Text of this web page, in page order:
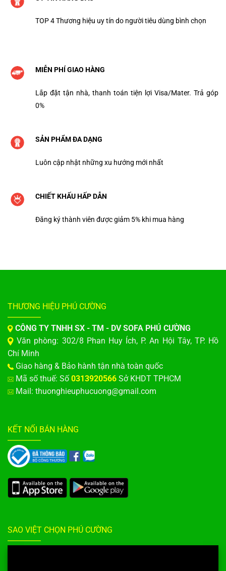
TOP 4 Thương hiệu uy tín do người tiêu dùng bình chọn
MIỄN PHÍ GIAO HÀNG
Lắp đặt tận nhà, thanh toán tiện lợi Visa/Mater. Trả góp
0%
SẢN PHẨM ĐA DẠNG
Luôn cập nhật những xu hướng mới nhất
CHIẾT KHẤU HẤP DẪN
Đăng ký thành viên được giảm 5% khi mua hàng
THƯƠNG HIỆU PHÚ CƯỜNG
CÔNG TY TNHH SX - TM - DV SOFA PHÚ CƯỜNG
Văn phòng: 302/8 Phan Huy Ích, P. An Hội Tây, TP. Hồ
Chí Minh
Giao hàng & Bảo hành tận nhà toàn quốc
Mã số thuế: Số0313920566 Sở KHDT TPHCM
Mail: thuonghieuphucuong@gmail.com
KẾT NỐI BÁN HÀNG
SAO VIỆT CHỌN PHÚ CƯỜNG